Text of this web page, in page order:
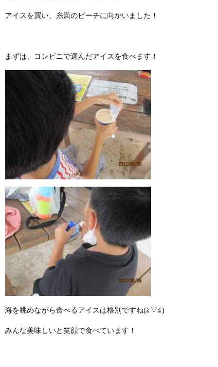
アイスを買い、糸満のビーチに向かいました！
まずは、コンビニで選んだアイスを食べます！
海を眺めながら食べるアイスは格別ですね(≧▽≦)
みんな美味しいと笑顔で食べています！